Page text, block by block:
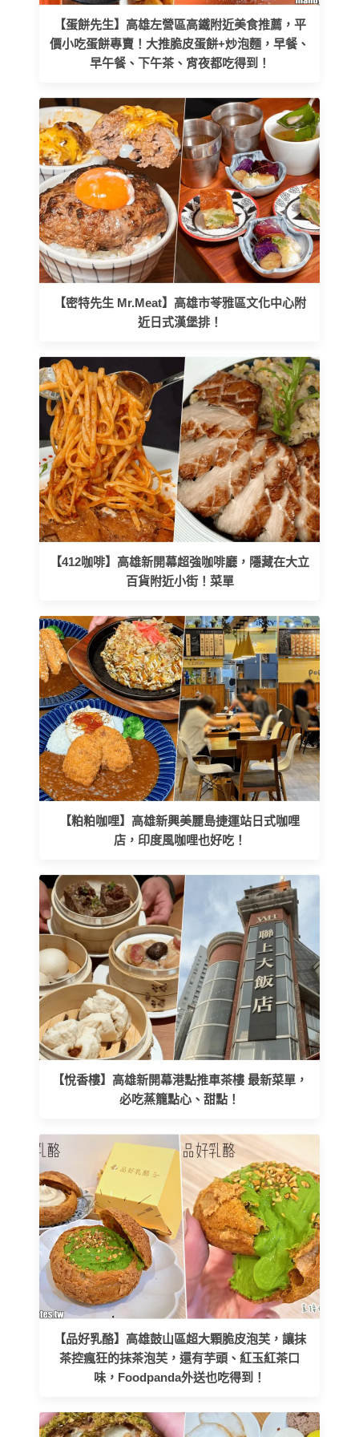
【蛋餅先生】高雄左營區高鐵附近美食推薦，平
價小吃蛋餅專賣！大推脆皮蛋餅+炒泡麵，早餐、
早午餐、下午茶、宵夜都吃得到！
【密特先生 Mr.Meat】高雄市苓雅區文化中心附
近日式漢堡排！
【412咖啡】高雄新開幕超強咖啡廳，隱藏在大立
百貨附近小街！菜單
【粕粕咖哩】高雄新興美麗島捷運站日式咖哩
店，印度風咖哩也好吃！
【悅香樓】高雄新開幕港點推車茶樓 最新菜單，
必吃蒸籠點心、甜點！
【品好乳酪】高雄鼓山區超大顆脆皮泡芙，讓抹
茶控瘋狂的抹茶泡芙，還有芋頭、紅玉紅茶口
味，Foodpanda外送也吃得到！